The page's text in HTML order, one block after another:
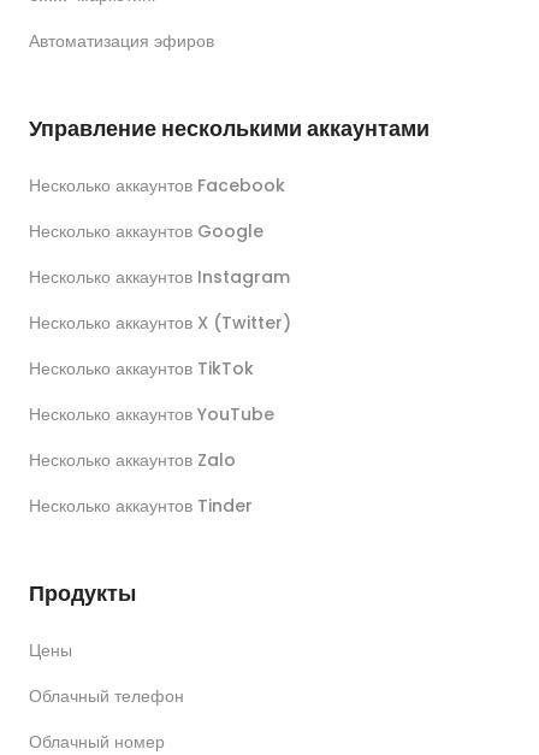
Автоматизация эфиров
Управление несколькими аккаунтами
Несколько аккаунтов Facebook
Несколько аккаунтов Google
Несколько аккаунтов Instagram
Несколько аккаунтов X (Twitter)
Несколько аккаунтов TikTok
Несколько аккаунтов YouTube
Несколько аккаунтов Zalo
Несколько аккаунтов Tinder
Продукты
Цены
Облачный телефон
Облачный номер